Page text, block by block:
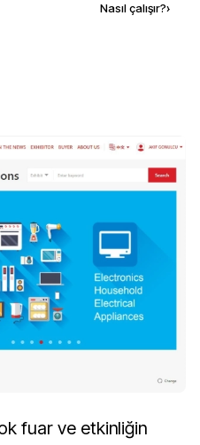
Nasıl çalışır?›
fuar ve etkinliğin